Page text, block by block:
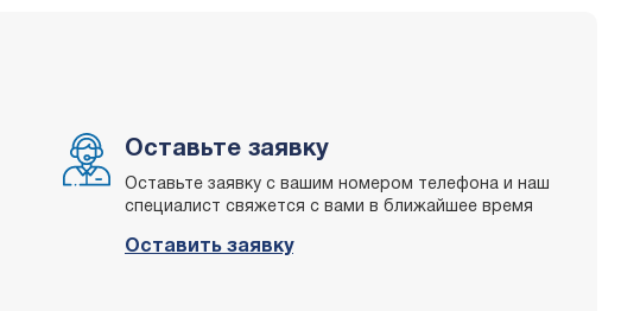
Оставьте заявку
Оставьте заявку с вашим номером телефона и наш
специалист свяжется с вами в ближайшее время
Оставить заявку